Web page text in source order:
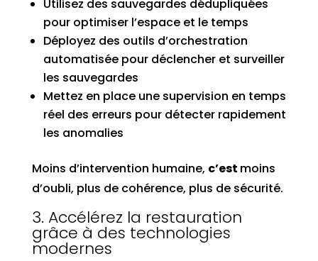
Utilisez des sauvegardes dédupliquées
pour optimiser l’espace et le temps
Déployez des outils d’orchestration
automatisée pour déclencher et surveiller
les sauvegardes
Mettez en place une supervision en temps
réel des erreurs pour détecter rapidement
les anomalies
Moins d’intervention humaine, c’est moins
d’oubli, plus de cohérence, plus de sécurité.
3. Accélérez la restauration
grâce à des technologies
modernes